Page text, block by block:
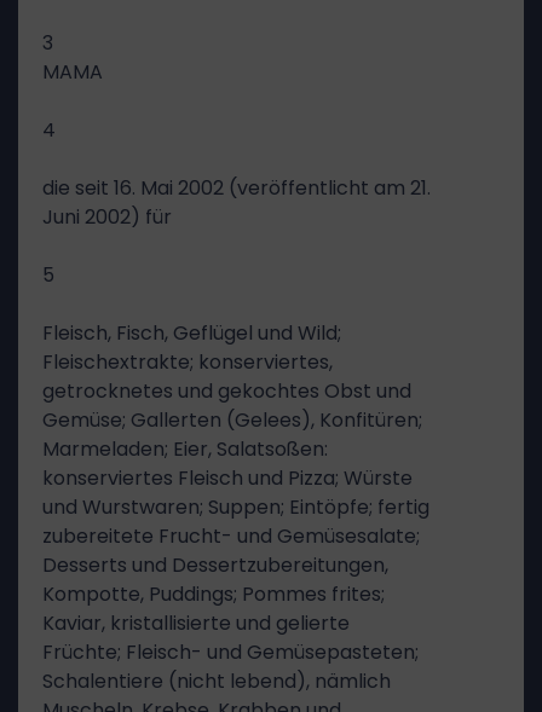
3
MAMA
4
die seit 16. Mai 2002 (veröffentlicht am 21.
Juni 2002) für
5
Fleisch, Fisch, Geflügel und Wild;
Fleischextrakte; konserviertes,
getrocknetes und gekochtes Obst und
Gemüse; Gallerten (Gelees), Konfitüren;
Marmeladen; Eier, Salatsoßen:
konserviertes Fleisch und Pizza; Würste
und Wurstwaren; Suppen; Eintöpfe; fertig
zubereitete Frucht- und Gemüsesalate;
Desserts und Dessertzubereitungen,
Kompotte, Puddings; Pommes frites;
Kaviar, kristallisierte und gelierte
Früchte; Fleisch- und Gemüsepasteten;
Schalentiere (nicht lebend), nämlich